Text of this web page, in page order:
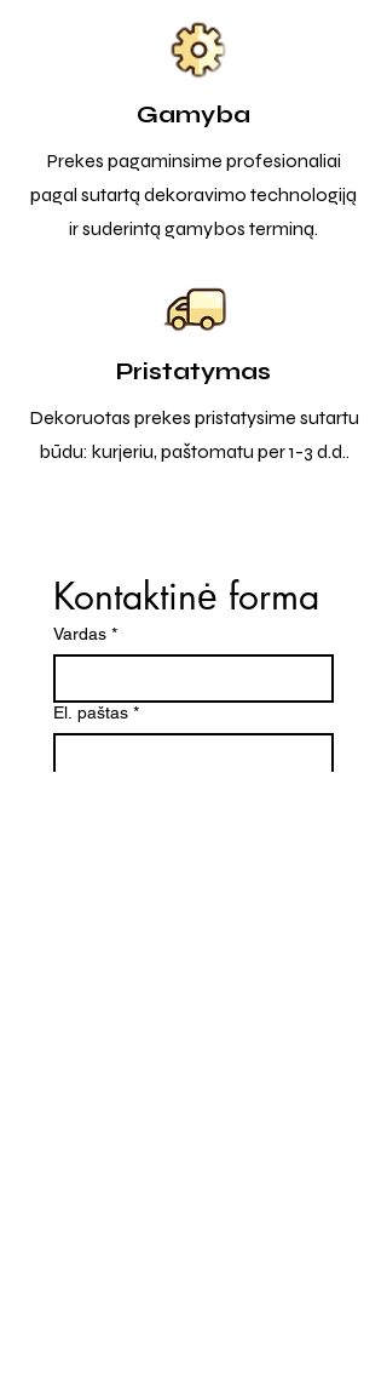
Gamyba
Prekes pagaminsime profesionaliai
pagal sutartą dekoravimo technologiją
ir suderintą gamybos terminą.
Pristatymas
Dekoruotas prekes pristatysime sutartu
būdu: kurjeriu, paštomatu per 1-3 d.d..
Kontaktinė forma
Vardas *
El. paštas *